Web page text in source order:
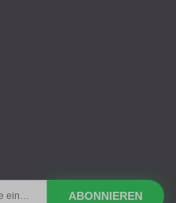
ABONNIEREN